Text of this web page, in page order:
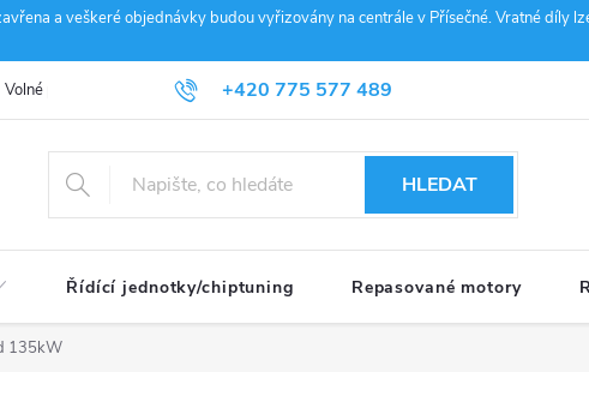
a veškeré objednávky budou vyřizovány na centrále v Přísečné. Vratné díly
+420 775 577 489
info@janousek-motorsport.cz
Volné pozice Obchodní podmínky Reklamace
HLEDAT
Řídící jednotky/chiptuning Repasované motory
135kW